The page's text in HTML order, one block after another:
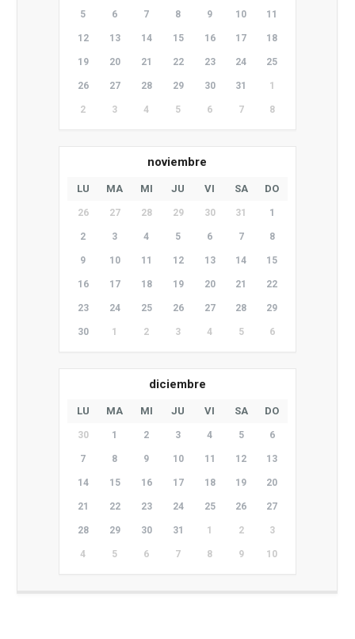
5 6 7 8 9 10 11
12 13 14 15 16 17 18
19 20 21 22 23 24 25
26 27 28 29 30 31 1
2 3 4 5 6 7 8
noviembre
LU MA MI JU VI SA DO
26 27 28 29 30 31 1
2 3 4 5 6 7 8
9 10 11 12 13 14 15
16 17 18 19 20 21 22
23 24 25 26 27 28 29
30 1 2 3 4 5 6
diciembre
LU MA MI JU VI SA DO
30 1 2 3 4 5 6
7 8 9 10 11 12 13
14 15 16 17 18 19 20
21 22 23 24 25 26 27
28 29 30 31 1 2 3
4 5 6 7 8 9 10